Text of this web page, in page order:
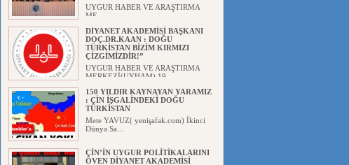
UYGUR HABER VE ARAŞTIRMA
ME...
DİYANET AKADEMİSİ BAŞKANI
DOÇ.DR.KAAN : DOĞU
TÜRKİSTAN BİZİM KIRMIZI
ÇİZGİMİZDİR!”
UYGUR HABER VE ARAŞTIRMA
MERKEZİ(UYHAM) 19...
150 YILDIR KAYNAYAN YARAMIZ
: ÇİN İŞGALİNDEKİ DOĞU
TÜRKİSTAN
Mete YAVUZ( yenişafak.com) İkinci
Dünya Sa...
ÇİN’İN UYGUR POLİTİKALARINI
ÖVEN DİYANET AKADEMİSİ